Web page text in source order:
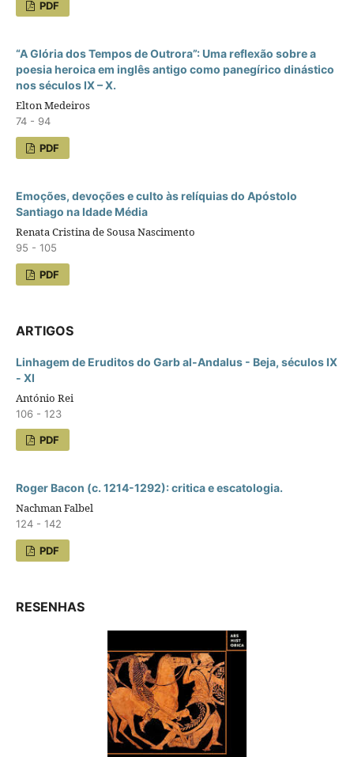
PDF
“A Glória dos Tempos de Outrora”: Uma reflexão sobre a
poesia heroica em inglês antigo como panegírico dinástico
nos séculos IX – X.
Elton Medeiros
74 - 94
PDF
Emoções, devoções e culto às relíquias do Apóstolo
Santiago na Idade Média
Renata Cristina de Sousa Nascimento
95 - 105
PDF
ARTIGOS
Linhagem de Eruditos do Garb al-Andalus - Beja, séculos IX
- XI
António Rei
106 - 123
PDF
Roger Bacon (c. 1214-1292): critica e escatologia.
Nachman Falbel
124 - 142
PDF
RESENHAS